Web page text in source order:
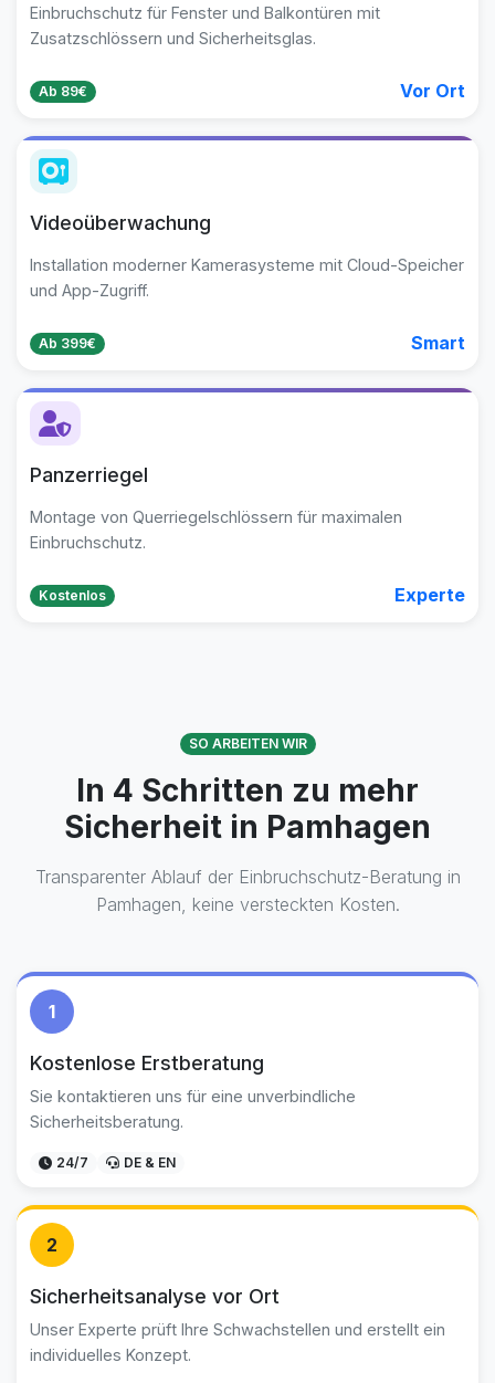
Einbruchschutz für Fenster und Balkontüren mit
Zusatzschlössern und Sicherheitsglas.
Ab 89€ Vor Ort
Videoüberwachung
Installation moderner Kamerasysteme mit Cloud-Speicher
und App-Zugriff.
Ab 399€ Smart
Panzerriegel
Montage von Querriegelschlössern für maximalen
Einbruchschutz.
Kostenlos Experte
SO ARBEITEN WIR
In 4 Schritten zu mehr
Sicherheit in Pamhagen
Transparenter Ablauf der Einbruchschutz-Beratung in
Pamhagen, keine versteckten Kosten.
1
Kostenlose Erstberatung
Sie kontaktieren uns für eine unverbindliche
Sicherheitsberatung.
24/7 DE & EN
2
Sicherheitsanalyse vor Ort
Unser Experte prüft Ihre Schwachstellen und erstellt ein
individuelles Konzept.